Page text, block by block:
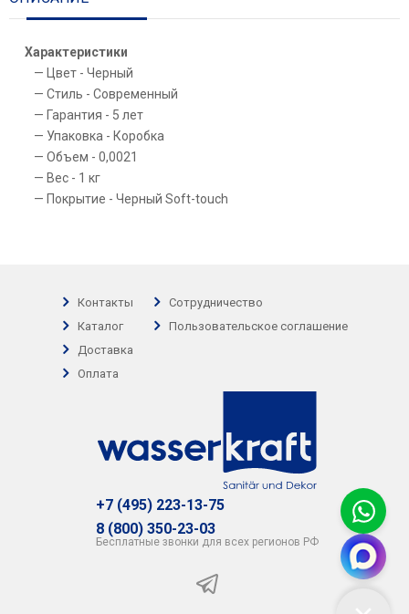
Характеристики
Цвет - Черный
Стиль - Современный
Гарантия - 5 лет
Упаковка - Коробка
Объем - 0,0021
Вес - 1 кг
Покрытие - Черный Soft-touch
Контакты
Каталог
Доставка
Оплата
Сотрудничество
Пользовательское соглашение
+7 (495) 223-13-75
8 (800) 350-23-03
Бесплатные звонки для всех регионов РФ